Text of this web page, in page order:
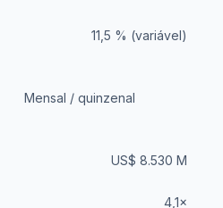
11,5 % (variável)
Mensal / quinzenal
US$ 8.530 M
4,1×